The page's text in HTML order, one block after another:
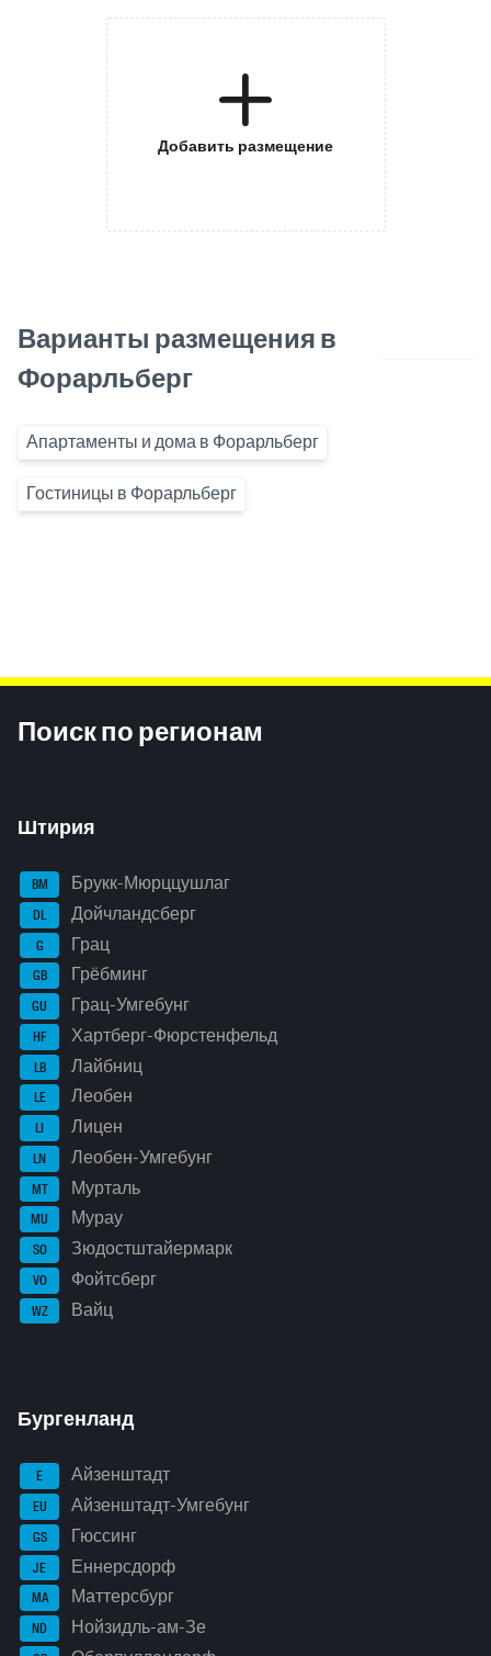
Добавить размещение
Варианты размещения в
Форарльберг
Апартаменты и дома в Форарльберг
Гостиницы в Форарльберг
Поиск по регионам
Штирия
BM Брукк-Мюрццушлаг
DL Дойчландсберг
G Грац
GB Грёбминг
GU Грац-Умгебунг
HF Хартберг-Фюрстенфельд
LB Лайбниц
LE Леобен
LI Лицен
LN Леобен-Умгебунг
MT Мурталь
MU Мурау
SO Зюдостштайермарк
VO Фойтсберг
WZ Вайц
Бургенланд
E Айзенштадт
EU Айзенштадт-Умгебунг
GS Гюссинг
JE Еннерсдорф
MA Маттерсбург
ND Нойзидль-ам-Зе